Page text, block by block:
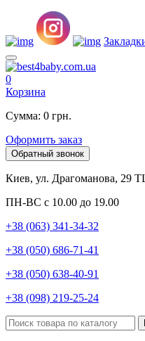
0
Корзина
Сумма: 0 грн.
Оформить заказ
Обратный звонок
Киев, ул. Драгоманова, 29
ПН-ВС с 10.00 до 19.00
+38 (063) 341-34-32
+38 (050) 686-71-41
+38 (050) 638-40-91
+38 (098) 219-25-24